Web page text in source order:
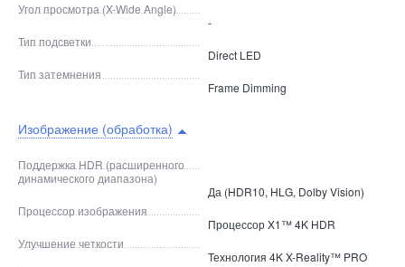
Угол просмотра (X-Wide Angle)
-
Тип подсветки
Direct LED
Тип затемнения
Frame Dimming
Изображение (обработка)
Поддержка HDR (расширенного
динамического диапазона)
Да (HDR10, HLG, Dolby Vision)
Процессор изображения
Процессор X1™ 4K HDR
Улучшение четкости
Технология 4K X-Reality™ PRO